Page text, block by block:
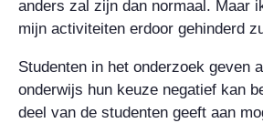
anders zal zijn dan normaal. Maar
mijn activiteiten erdoor gehinderd
Studenten in het onderzoek geven
onderwijs hun keuze negatief kan
deel van de studenten geeft aan